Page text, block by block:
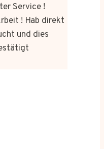
Service !
! Hab direkt
und dies